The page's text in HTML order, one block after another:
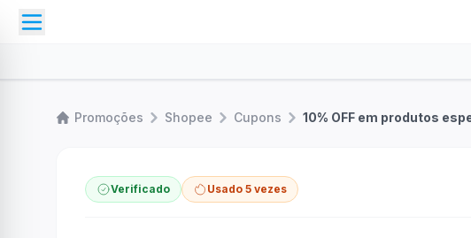
Promoções Shopee Cupons 10% OFF em produtos
Verificado Usado 5 vezes